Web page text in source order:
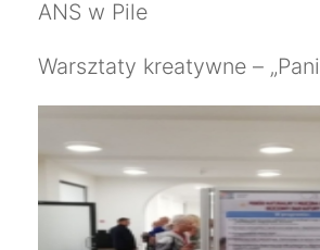
ANS w Pile
Warsztaty kreatywne –